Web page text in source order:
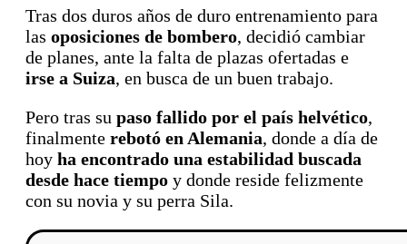
Tras dos duros años de duro entrenamiento para
las oposiciones de bombero, decidió cambiar
de planes, ante la falta de plazas ofertadas e
irse a Suiza, en busca de un buen trabajo.
Pero tras su paso fallido por el país helvético,
finalmente rebotó en Alemania, donde a día de
hoy ha encontrado una estabilidad buscada
desde hace tiempo y donde reside felizmente
con su novia y su perra Sila.